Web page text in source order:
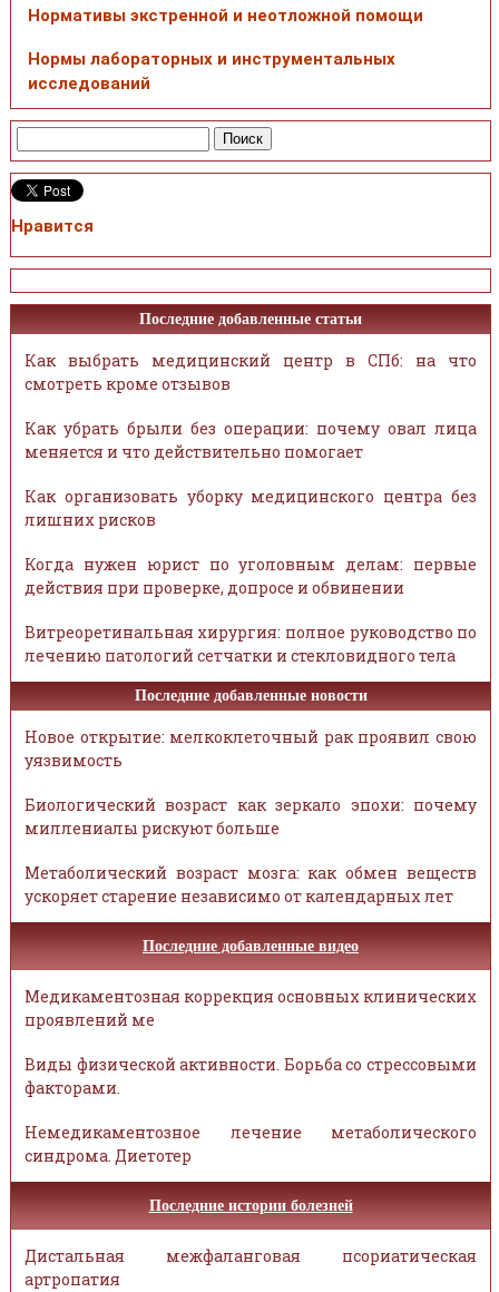
Нормативы экстренной и неотложной помощи
Нормы лабораторных и инструментальных
исследований
Нравится
Последние добавленные статьи
Как выбрать медицинский центр в СПб: на что
смотреть кроме отзывов
Как убрать брыли без операции: почему овал лица
меняется и что действительно помогает
Как организовать уборку медицинского центра без
лишних рисков
Когда нужен юрист по уголовным делам: первые
действия при проверке, допросе и обвинении
Витреоретинальная хирургия: полное руководство по
лечению патологий сетчатки и стекловидного тела
Последние добавленные новости
Новое открытие: мелкоклеточный рак проявил свою
уязвимость
Биологический возраст как зеркало эпохи: почему
миллениалы рискуют больше
Метаболический возраст мозга: как обмен веществ
ускоряет старение независимо от календарных лет
Последние добавленные видео
Медикаментозная коррекция основных клинических
проявлений ме
Виды физической активности. Борьба со стрессовыми
факторами.
Немедикаментозное лечение метаболического
синдрома. Диетотер
Последние истории болезней
Дистальная межфаланговая псориатическая
артропатия